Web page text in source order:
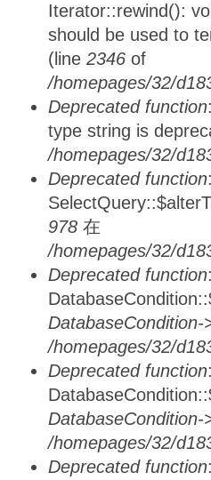
Iterator::rewind():
should be used to
(line 2346 of
/homepages/32/
Deprecated function
type string is
/homepages/32/
Deprecated function
978 在
/homepages/32/
Deprecated function
DatabaseCondition-
/homepages/32/
Deprecated function
DatabaseCondition-
/homepages/32/
Deprecated function